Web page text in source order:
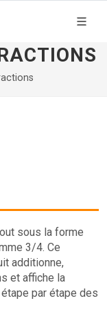
sous la forme
3/4. Ce
additionne,
et affiche la
par étape des